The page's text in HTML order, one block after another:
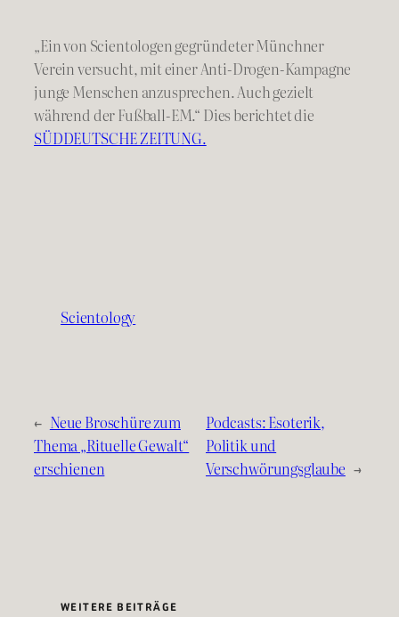
„Ein von Scientologen gegründeter Münchner
Verein versucht, mit einer Anti-Drogen-Kampagne
junge Menschen anzusprechen. Auch gezielt
während der Fußball-EM.“ Dies berichtet die
SÜDDEUTSCHE ZEITUNG.
Scientology
← Neue Broschüre zum
Thema „Rituelle Gewalt“
erschienen
Podcasts: Esoterik,
Politik und
Verschwörungsglaube →
WEITERE BEITRÄGE